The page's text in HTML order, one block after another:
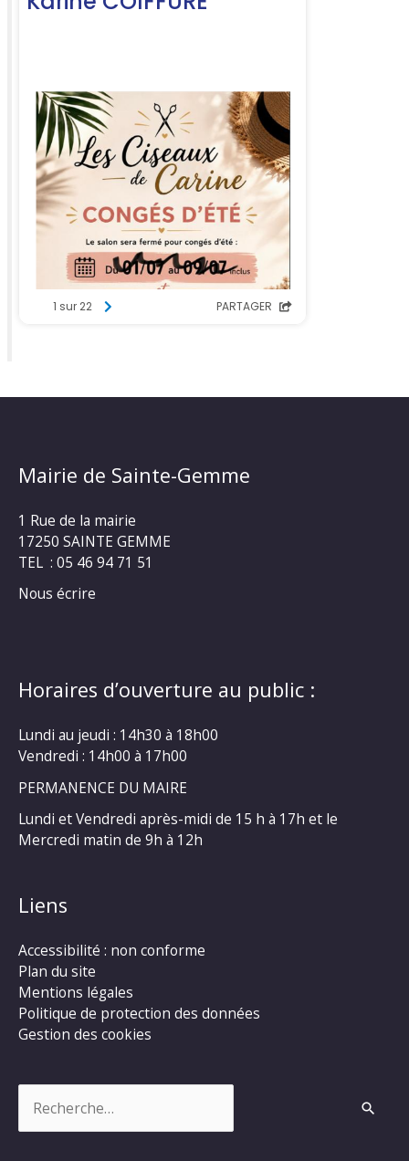
Mairie de Sainte-Gemme
1 Rue de la mairie
17250 SAINTE GEMME
TEL : 05 46 94 71 51
Nous écrire
Horaires d’ouverture au public :
Lundi au jeudi : 14h30 à 18h00
Vendredi : 14h00 à 17h00
PERMANENCE DU MAIRE
Lundi et Vendredi après-midi de 15 h à 17h et le
Mercredi matin de 9h à 12h
Liens
Accessibilité : non conforme
Plan du site
Mentions légales
Politique de protection des données
Gestion des cookies